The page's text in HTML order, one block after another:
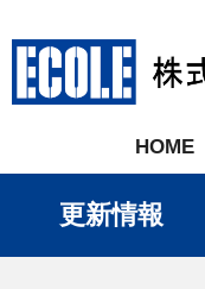
HOME
更新情報